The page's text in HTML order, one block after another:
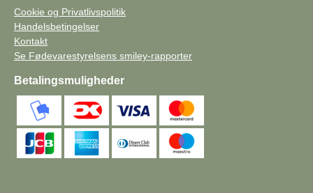
Cookie og Privatlivspolitik
Handelsbetingelser
Kontakt
Se Fødevarestyrelsens smiley-rapporter
Betalingsmuligheder